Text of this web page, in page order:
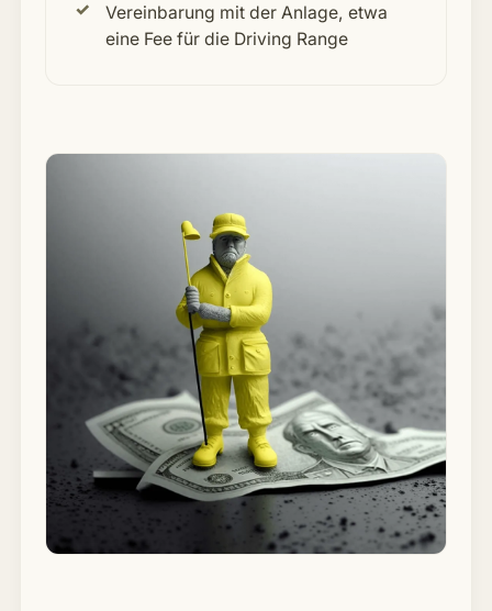
Vereinbarung mit der Anlage, etwa
eine Fee für die Driving Range